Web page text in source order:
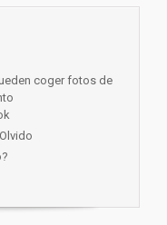
coger fotos de